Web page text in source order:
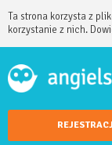
Ta strona korzysta z
korzystanie z nich.